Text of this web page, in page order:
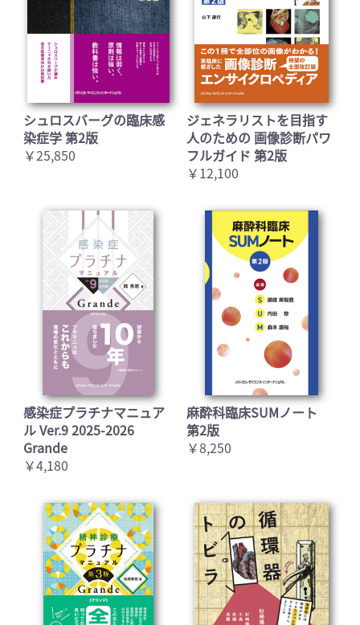
シュロスバーグの臨床感
染症学 第2版
￥25,850
ジェネラリストを目指す
人のための 画像診断パワ
フルガイド 第2版
￥12,100
感染症プラチナマニュア
ル Ver.9 2025-2026
Grande
￥4,180
麻酔科臨床SUMノート
第2版
￥8,250